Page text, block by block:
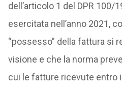
dell’articolo 1 del DPR 100/
esercitata nell’anno 2021,
“possesso” della fattura si
visione e che la norma
cui le fatture ricevute entro